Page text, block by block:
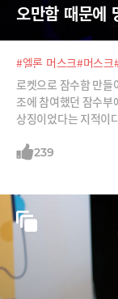
오만함 때문에
#엘론 머스크#머스크
로켓으로 잠수함 만
조에 참여했던 잠수부
상징이었다는 지적이
239